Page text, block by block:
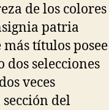
de los colores
patria
títulos posee
dos selecciones
veces
sección del